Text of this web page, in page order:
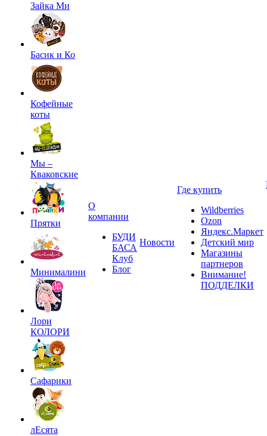
Зайка Ми
Басик и Ко
Кофейные
коты
Мы –
Кваковские
Прятки
Минималини
Лори
КОЛОРИ
Сафарики
лЕсята
О
компании
БУДИ
БАСА
Клуб
Блог
Новости
Где купить
Wildberries
Ozon
Яндекс.Маркет
Детский мир
Магазины
партнеров
Внимание!
ПОДДЕЛКИ